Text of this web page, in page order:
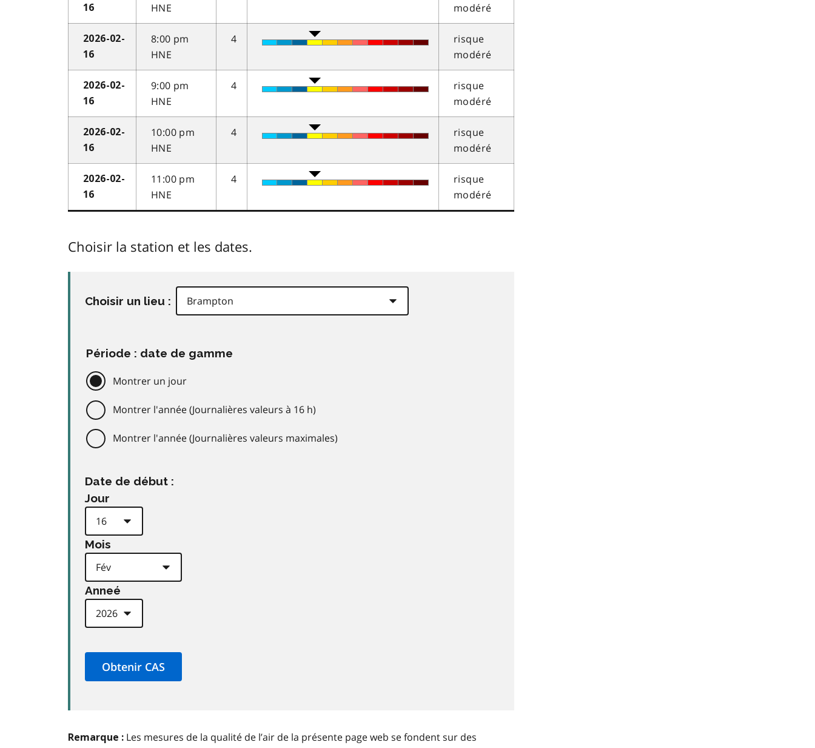
16
HNE
modéré
2026-02-
16
8:00 pm
HNE
4
risque
modéré
2026-02-
16
9:00 pm
HNE
4
risque
modéré
2026-02-
16
10:00 pm
HNE
4
risque
modéré
2026-02-
16
11:00 pm
HNE
4
risque
modéré
Choisir la station et les dates.
Choisir un lieu :
Période : date de gamme
Montrer un jour
Montrer l'année (Journalières valeurs à 16 h)
Montrer l'année (Journalières valeurs maximales)
Date de début :
Jour
Mois
Anneé
Remarque : Les mesures de la qualité de l’air de la présente page web se fondent sur des